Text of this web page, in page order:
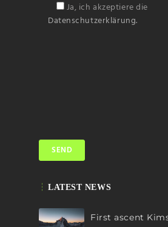
Ja, ich akzeptiere die
Datenschutzerklärung.
LATEST NEWS
First ascent